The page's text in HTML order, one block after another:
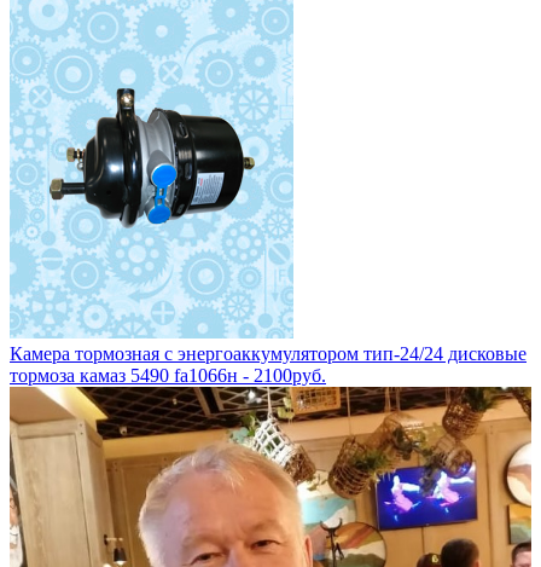
тормоза камаз 5490 fa1066н - 2100руб.